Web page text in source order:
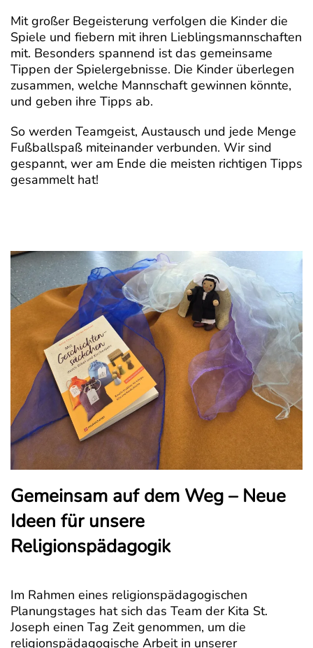
Mit großer Begeisterung verfolgen die Kinder die
Spiele und fiebern mit ihren Lieblingsmannschaften
mit. Besonders spannend ist das gemeinsame
Tippen der Spielergebnisse. Die Kinder überlegen
zusammen, welche Mannschaft gewinnen könnte,
und geben ihre Tipps ab.
So werden Teamgeist, Austausch und jede Menge
Fußballspaß miteinander verbunden. Wir sind
gespannt, wer am Ende die meisten richtigen Tipps
gesammelt hat!
Gemeinsam auf dem Weg – Neue
Ideen für unsere
Religionspädagogik
Im Rahmen eines religionspädagogischen
Planungstages hat sich das Team der Kita St.
Joseph einen Tag Zeit genommen, um die
religionspädagogische Arbeit in unserer